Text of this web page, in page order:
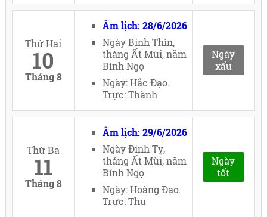
Thứ Hai
10
Tháng 8
Âm lịch: 28/6/2026
Ngày Bính Thìn,
tháng Ất Mùi, năm
Bính Ngọ
Ngày: Hắc Đạo.
Trực: Thành
Ngày
xấu
Thứ Ba
11
Tháng 8
Âm lịch: 29/6/2026
Ngày Đinh Tỵ,
tháng Ất Mùi, năm
Bính Ngọ
Ngày: Hoàng Đạo.
Trực: Thu
Ngày
tốt